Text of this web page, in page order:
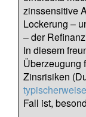
zinssensitive
Lockerung –
– der
In diesem
Überzeugung
Zinsrisiken
Fall ist,